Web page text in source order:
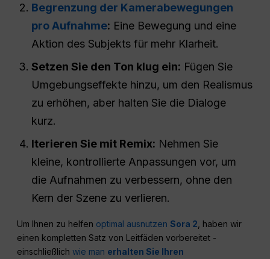
Begrenzung der Kamerabewegungen
pro Aufnahme: Eine Bewegung und eine
Aktion des Subjekts für mehr Klarheit.
Setzen Sie den Ton klug ein: Fügen Sie
Umgebungseffekte hinzu, um den Realismus
zu erhöhen, aber halten Sie die Dialoge
kurz.
Iterieren Sie mit Remix: Nehmen Sie
kleine, kontrollierte Anpassungen vor, um
die Aufnahmen zu verbessern, ohne den
Kern der Szene zu verlieren.
Um Ihnen zu helfen optimal ausnutzenSora 2 , haben wir
einen kompletten Satz von Leitfäden vorbereitet -
einschließlichwie man erhalten Sie Ihren